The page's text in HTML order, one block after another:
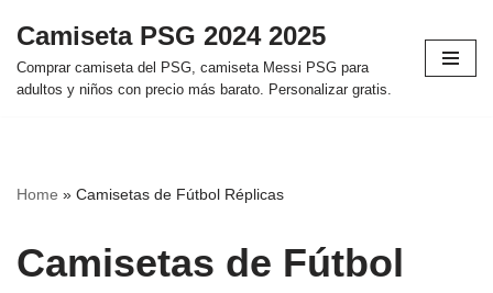
Saltar
al
Camiseta PSG 2024 2025
Comprar camiseta del PSG, camiseta Messi PSG para
adultos y niños con precio más barato. Personalizar gratis.
Home » Camisetas de Fútbol Réplicas
Camisetas de Fútbol